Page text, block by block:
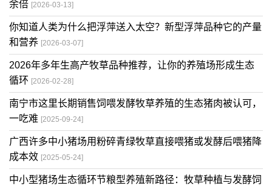
余倍 [2026-03-13]
你知道人类为什么把浮萍送入太空？新型浮萍品种它的产量
和营养 [2026-03-07]
2026年多年生高产牧草品种推荐，让你的养殖场形成生态
循环 [2026-02-28]
南宁市这里长期销售饲喂发酵牧草养殖的生态猪肉被认可，
一吃难 [2025-09-24]
广西许多中小猪场用粉碎青绿牧草直接喂猪或发酵后喂猪降
成本效 [2025-05-24]
中小型猪场生态循环节粮型养殖新路径：牧草种植与发酵饲